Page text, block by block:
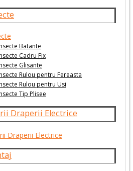
Batante
Cadru Fix
Glisante
Rulou pentru Fereasta
Rulou pentru Usi
Tip Plisee
Draperii Electrice